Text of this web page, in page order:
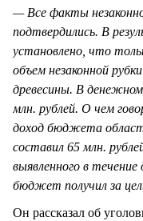
— Все факты
подтвердились. В
установлено, что
объем незаконной
древесины. В
млн. рублей. О чем
доход бюджета
составил 65 млн.
выявленного в
бюджет получил за
Он рассказал об